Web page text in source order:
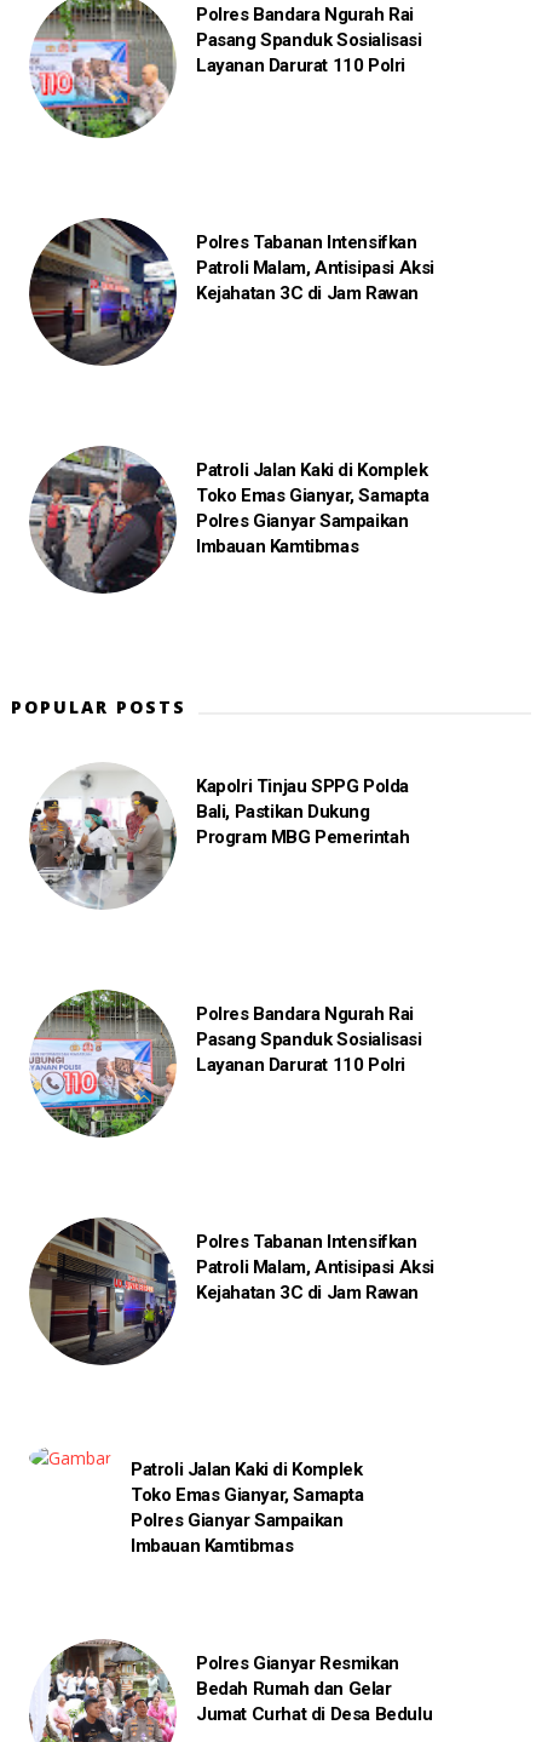
Polres Bandara Ngurah Rai
Pasang Spanduk Sosialisasi
Layanan Darurat 110 Polri
Polres Tabanan Intensifkan
Patroli Malam, Antisipasi Aksi
Kejahatan 3C di Jam Rawan
Patroli Jalan Kaki di Komplek
Toko Emas Gianyar, Samapta
Polres Gianyar Sampaikan
Imbauan Kamtibmas
POPULAR POSTS
Kapolri Tinjau SPPG Polda
Bali, Pastikan Dukung
Program MBG Pemerintah
Polres Bandara Ngurah Rai
Pasang Spanduk Sosialisasi
Layanan Darurat 110 Polri
Polres Tabanan Intensifkan
Patroli Malam, Antisipasi Aksi
Kejahatan 3C di Jam Rawan
Patroli Jalan Kaki di Komplek
Toko Emas Gianyar, Samapta
Polres Gianyar Sampaikan
Imbauan Kamtibmas
Polres Gianyar Resmikan
Bedah Rumah dan Gelar
Jumat Curhat di Desa Bedulu